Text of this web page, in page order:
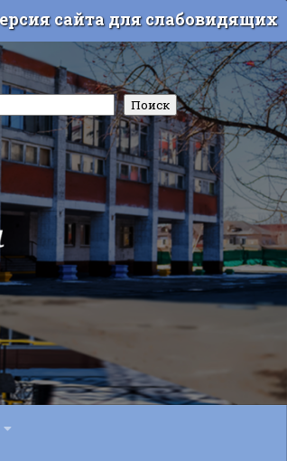
сайта для слабовидящих
Поиск